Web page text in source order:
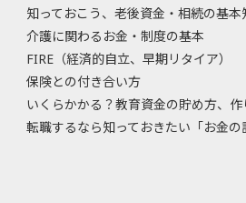
知っておこう、老後資金・相続の基本
介護に関わるお金・制度の基本
FIRE（経済的自立、早期リタイア）
保険との付き合い方
いくらかかる？教育資金の貯め方、作
転職するなら知っておきたい「お金の